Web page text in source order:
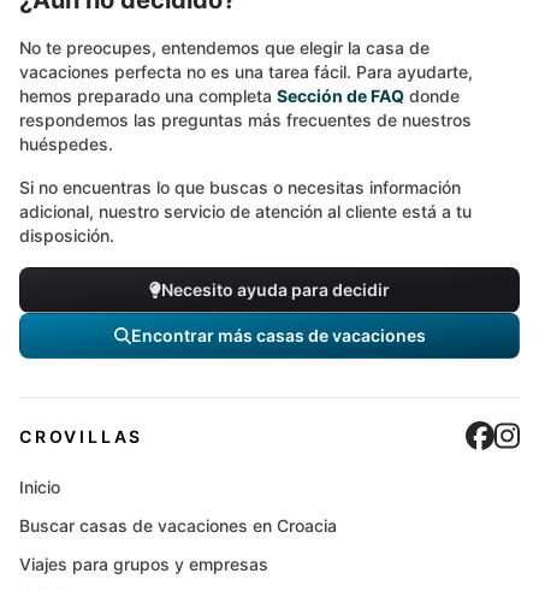
No te preocupes, entendemos que elegir la casa de
vacaciones perfecta no es una tarea fácil. Para ayudarte,
hemos preparado una completa Sección de FAQ donde
respondemos las preguntas más frecuentes de nuestros
huéspedes.
Si no encuentras lo que buscas o necesitas información
adicional, nuestro servicio de atención al cliente está a tu
disposición.
Necesito ayuda para decidir
Encontrar más casas de vacaciones
CROVILLAS
Inicio
Buscar casas de vacaciones en Croacia
Viajes para grupos y empresas